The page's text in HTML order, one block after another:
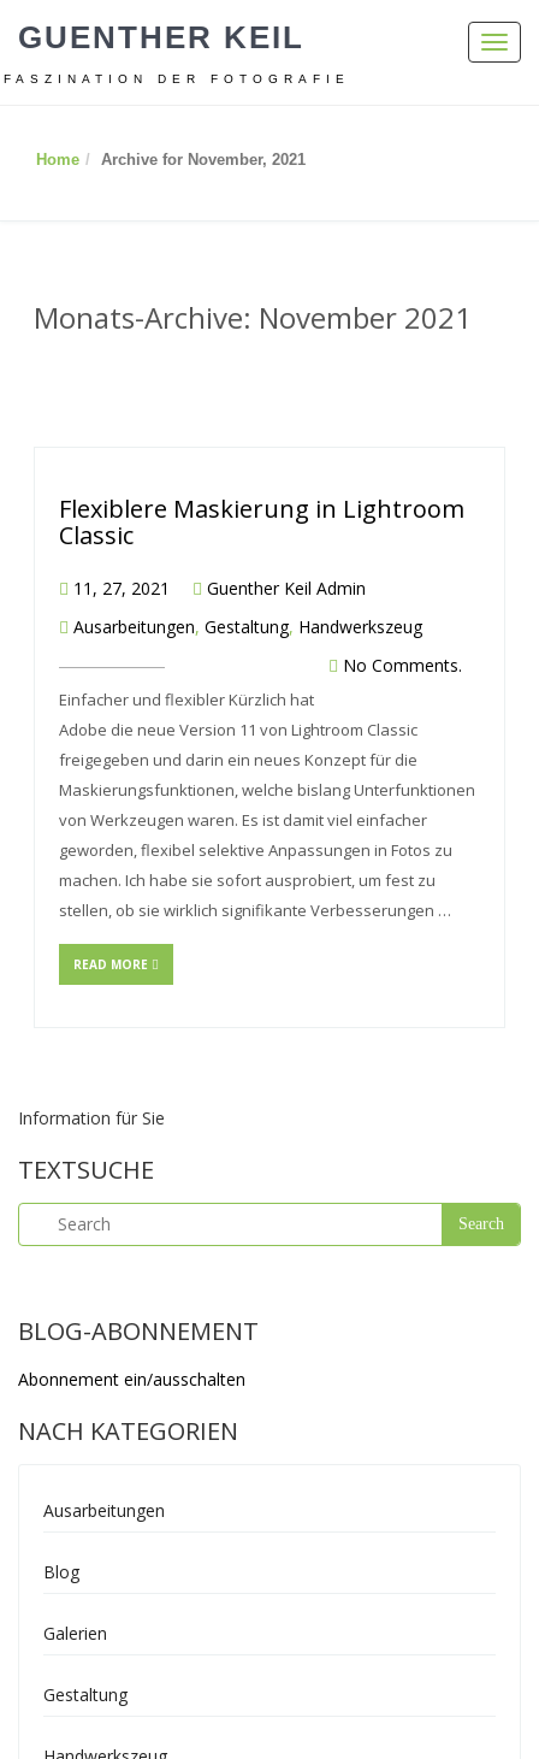
GUENTHER KEIL
FASZINATION DER FOTOGRAFIE
Home Archive for November, 2021
Monats-Archive: November 2021
Flexiblere Maskierung in Lightroom
Classic
11, 27, 2021
Guenther Keil Admin
Ausarbeitungen, Gestaltung, Handwerkszeug
No Comments.
Einfacher und flexibler Kürzlich hat
Adobe die neue Version 11 von Lightroom Classic
freigegeben und darin ein neues Konzept für die
Maskierungsfunktionen, welche bislang Unterfunktionen
von Werkzeugen waren. Es ist damit viel einfacher
geworden, flexibel selektive Anpassungen in Fotos zu
machen. Ich habe sie sofort ausprobiert, um fest zu
stellen, ob sie wirklich signifikante Verbesserungen …
READ MORE
Information für Sie
TEXTSUCHE
BLOG-ABONNEMENT
Abonnement ein/ausschalten
NACH KATEGORIEN
Ausarbeitungen
Blog
Galerien
Gestaltung